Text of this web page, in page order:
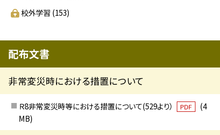
校外学習 (153)
配布文書
非常変災時における措置について
Ｒ8非常変災時等における措置について(529より） PDF
(4
MB)